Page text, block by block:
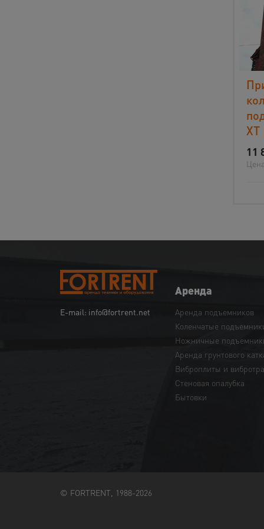
XT
11
E-mail: info@fortrent.net
Аренда
Аренда подъемников
Коленчатые
Ножничные
Аренда грунтового
Виброплиты и
Cтеновая опалубка
Бытовки
© FORTRENT, 1988-2026